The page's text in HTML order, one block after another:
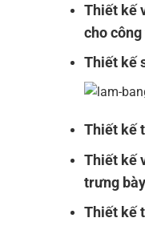
Thiết kế
cho công
Thiết kế
Thiết kế
Thiết kế
trưng bày
Thiết kế